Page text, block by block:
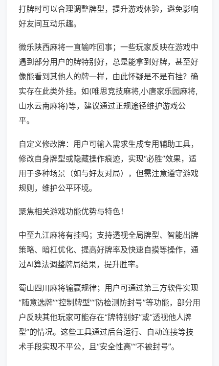
打牌时可以合理调整牌型，提升游戏体验，避免影响
好友间互动乐趣。
微乐陕西麻将一直输咋回事；一些玩家反映在游戏中
遇到部分用户的牌特别好，总是能拿到好牌，甚至好
像能看到其他人的牌一样，由此怀疑是不是有挂？确
实存在此类外挂。如(唯思竞技麻将,小唐家乐园麻将,
山水云南麻将)等，建议通过正规途径维护游戏公
平。
自定义修改牌：用户可输入需求生成专用辅助工具，
修改自身牌型或隐藏操作痕迹，实现“必胜”效果，适
用于多种场景（如与好友对局），但需注意遵守游戏
规则，维护公平环境。
聚焦相关游戏功能优势与特色！
中至九江麻将有挂吗；支持透视全局牌型、智能出牌
策略、暗杠优化、提高好牌率及快速自摸等操作，通
过AI算法调整牌局结果，提升胜率。
蜀山四川麻将输赢规律；用户可通过第三方软件实现
“随意选牌”“控制牌型”“防检测防封号”等功能，部分用
户反映其他玩家可能存在“牌特别好”或“透视他人牌
型”的情况。这些工具通过后台运行、自动连接等技
术手段实现不平公，且“安全性高”“不被封号”。